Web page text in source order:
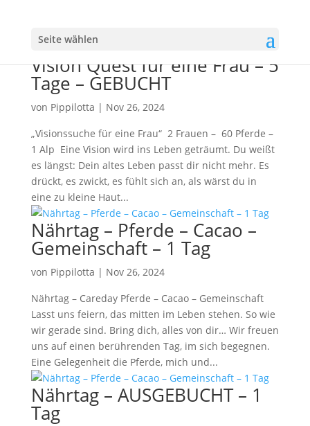
Seite wählen
Vision Quest für eine Frau – 5
Tage – GEBUCHT
von Pippilotta | Nov 26, 2024
„Visionssuche für eine Frau“ 2 Frauen – 60 Pferde –
1 Alp Eine Vision wird ins Leben geträumt. Du weißt
es längst: Dein altes Leben passt dir nicht mehr. Es
drückt, es zwickt, es fühlt sich an, als wärst du in
eine zu kleine Haut...
Nährtag – Pferde – Cacao –
Gemeinschaft – 1 Tag
von Pippilotta | Nov 26, 2024
Nährtag – Careday Pferde – Cacao – Gemeinschaft
Lasst uns feiern, das mitten im Leben stehen. So wie
wir gerade sind. Bring dich, alles von dir… Wir freuen
uns auf einen berührenden Tag, im sich begegnen.
Eine Gelegenheit die Pferde, mich und...
Nährtag – AUSGEBUCHT – 1
Tag